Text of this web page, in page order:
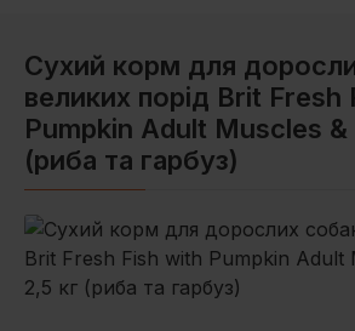
Сухий корм для
великих порід Brit Fresh
Pumpkin Adult Muscles
(риба та гарбуз)